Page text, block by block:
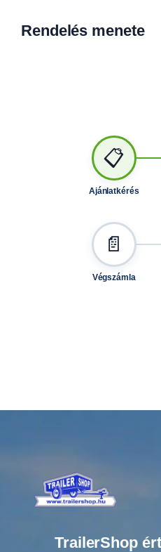
Rendelés menete
📋
Ajánlatkérés
📄
Végszámla
TrailerShop